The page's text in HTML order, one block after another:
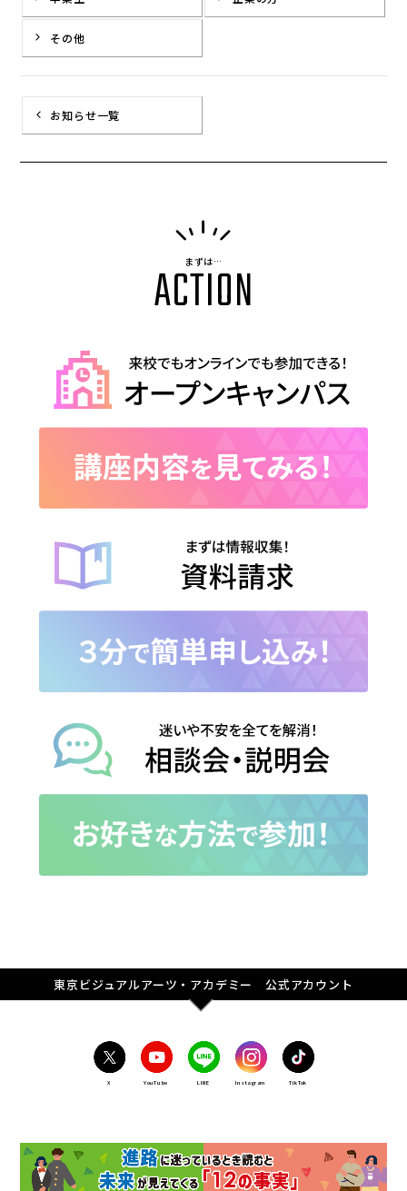
その他
お知らせ一覧
まずは…
ACTION
東京ビジュアルアーツ・アカデミー 公式アカウント
X YouTube LINE Instagram TikTok